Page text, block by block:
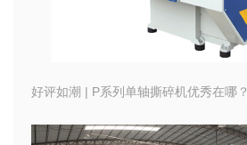
好评如潮 | P系列单轴撕碎机优秀在哪？